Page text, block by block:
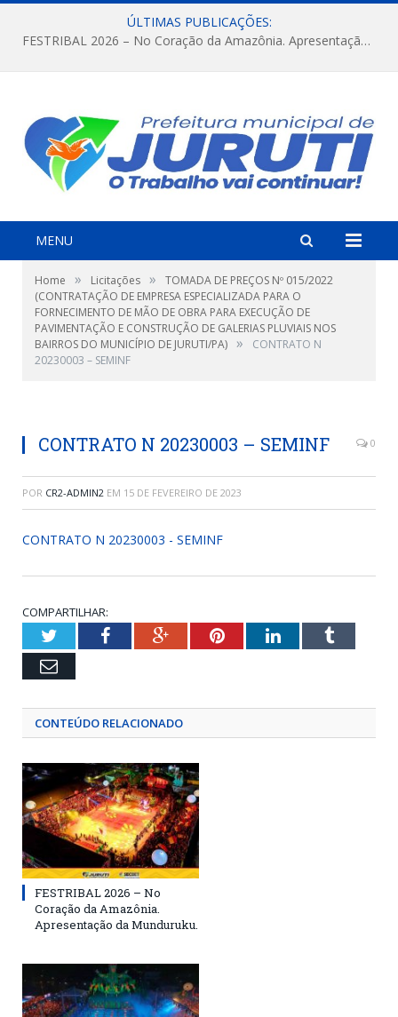
ÚLTIMAS PUBLICAÇÕES:
FESTRIBAL 2026 – No Coração da Amazônia. Apresentação da Munduruku.
MENU
Home » Licitações »
TOMADA DE PREÇOS Nº 015/2022
(CONTRATAÇÃO DE EMPRESA ESPECIALIZADA PARA O
FORNECIMENTO DE MÃO DE OBRA PARA EXECUÇÃO DE
PAVIMENTAÇÃO E CONSTRUÇÃO DE GALERIAS PLUVIAIS NOS
BAIRROS DO MUNICÍPIO DE JURUTI/PA) »
CONTRATO N
20230003 – SEMINF
CONTRATO N 20230003 – SEMINF 0
POR CR2-ADMIN2 EM 15 DE FEVEREIRO DE 2023
CONTRATO N 20230003 - SEMINF
COMPARTILHAR:
TwitterFacebookGoogle+PinterestLinkedInTumblr
Email
CONTEÚDO RELACIONADO
FESTRIBAL 2026 – No
Coração da Amazônia.
Apresentação da Munduruku.